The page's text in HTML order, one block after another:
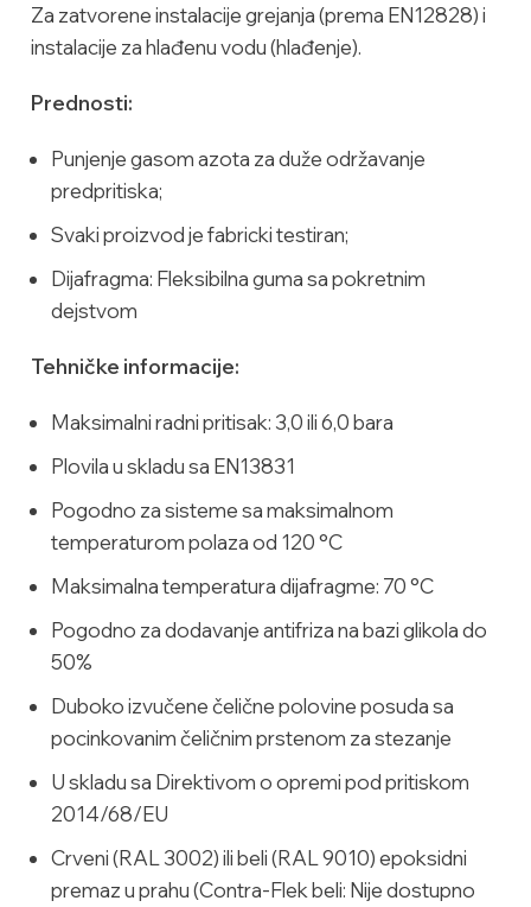
Za zatvorene instalacije grejanja (prema EN12828) i
instalacije za hlađenu vodu (hlađenje).
Prednosti:
Punjenje gasom azota za duže održavanje
predpritiska;
Svaki proizvod je fabricki testiran;
Dijafragma: Fleksibilna guma sa pokretnim
dejstvom
Tehničke informacije:
Maksimalni radni pritisak: 3,0 ili 6,0 bara
Plovila u skladu sa EN13831
Pogodno za sisteme sa maksimalnom
temperaturom polaza od 120 °C
Maksimalna temperatura dijafragme: 70 °C
Pogodno za dodavanje antifriza na bazi glikola do
50%
Duboko izvučene čelične polovine posuda sa
pocinkovanim čeličnim prstenom za stezanje
U skladu sa Direktivom o opremi pod pritiskom
2014/68/EU
Crveni (RAL 3002) ili beli (RAL 9010) epoksidni
premaz u prahu (Contra-Flek beli: Nije dostupno